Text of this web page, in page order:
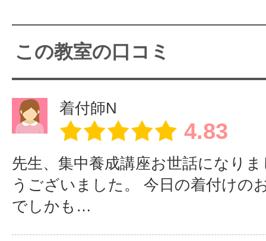
く夢中になれま
す。振替も助か
養
主婦業のかたわ
ら自宅サロン開
業しました！卒
卒業生 坂田様
身しました♪
この教室の口コミ
着付師N
4.83
先生、集中養成講座お世話になり
うございました。 今日の着付けの
でしかも…